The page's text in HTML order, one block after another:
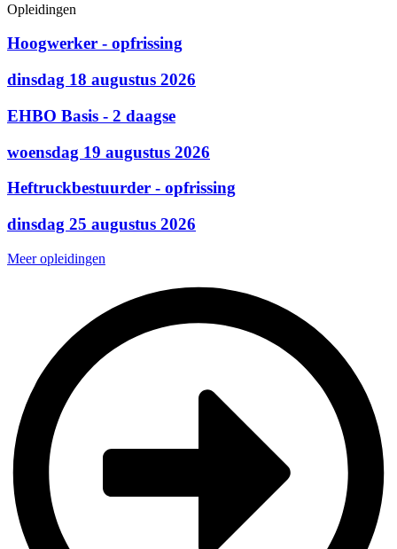
Opleidingen
Hoogwerker - opfrissing
dinsdag 18 augustus 2026
EHBO Basis - 2 daagse
woensdag 19 augustus 2026
Heftruckbestuurder - opfrissing
dinsdag 25 augustus 2026
Meer opleidingen